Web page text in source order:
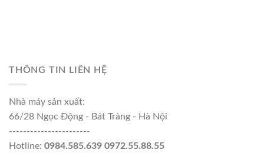
THÔNG TIN LIÊN HỆ
Nhà máy sản xuất:
66/28 Ngọc Động - Bát Tràng - Hà Nội
-----------------------
Hotline: 0984.585.639 0972.55.88.55